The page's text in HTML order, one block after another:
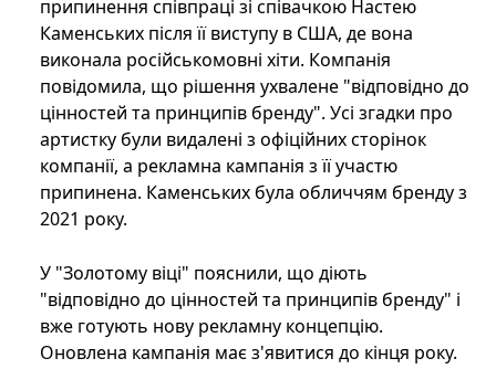
припинення співпраці зі співачкою Настею
Каменських після її виступу в США, де вона
виконала російськомовні хіти. Компанія
повідомила, що рішення ухвалене "відповідно до
цінностей та принципів бренду". Усі згадки про
артистку були видалені з офіційних сторінок
компанії, а рекламна кампанія з її участю
припинена. Каменських була обличчям бренду з
2021 року.
У "Золотому віці" пояснили, що діють
"відповідно до цінностей та принципів бренду" і
вже готують нову рекламну концепцію.
Оновлена кампанія має з'явитися до кінця року.